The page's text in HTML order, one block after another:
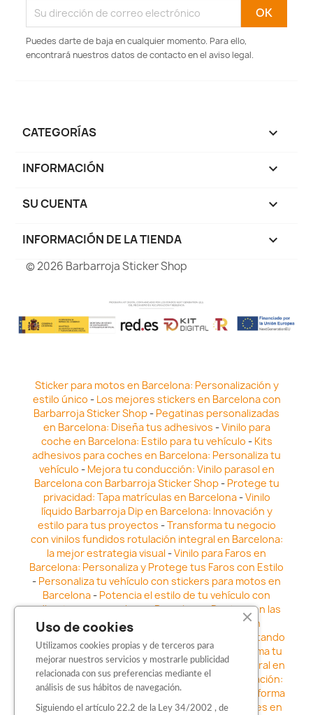
Puedes darte de baja en cualquier momento. Para ello,
encontrará nuestros datos de contacto en el aviso legal.
CATEGORÍAS 
INFORMACIÓN 
SU CUENTA 
INFORMACIÓN DE LA TIENDA keyboard_arrow_down
© 2026 Barbarroja Sticker Shop
Sticker para motos en Barcelona: Personalización y
estilo único - Los mejores stickers en Barcelona con
Barbarroja Sticker Shop- Pegatinas personalizadas
en Barcelona: Diseña tus adhesivos -Vinilo para
coche en Barcelona: Estilo para tu vehículo - Kits
adhesivos para coches en Barcelona: Personaliza tu
vehículo - Mejora tu conducción: Vinilo parasol en
Barcelona con Barbarroja Sticker Shop- Protege tu
privacidad: Tapa matrículas en Barcelona-Vinilo
líquido Barbarroja Dip en Barcelona: Innovación y
estilo para tus proyectos -Transforma tu negocio
con vinilos fundidos rotulación integral en Barcelona:
la mejor estrategia visual -Vinilo para Faros en
Barcelona: Personaliza y Protege tus Faros con Estilo
- Personaliza tu vehículo con stickers para motos en
Barcelona- Potencia el estilo de tu vehículo con
adhesivos para coche en Barcelona-Destaca en las
calles: Los Mejores stickers para coches en
Vinilo para faros en Barcelona: Resaltando
la Estética y Seguridad del Automóvil- Transforma tu
vehículo con los vinilos fundidos rotulación integral en
Barcelona-Explora la Innovación en Personalización:
Vinilo líquido barbarroja dip en Barcelona
Transforma
tu vehículo con estilo: Kits adhesivos para coches en
Uso de cookies
Utilizamos cookies propias y de terceros para
mejorar nuestros servicios y mostrarle publicidad
relacionada con sus preferencias mediante el
análisis de sus hábitos de navegación.
Siguiendo el artículo 22.2 de la Ley 34/2002 , de